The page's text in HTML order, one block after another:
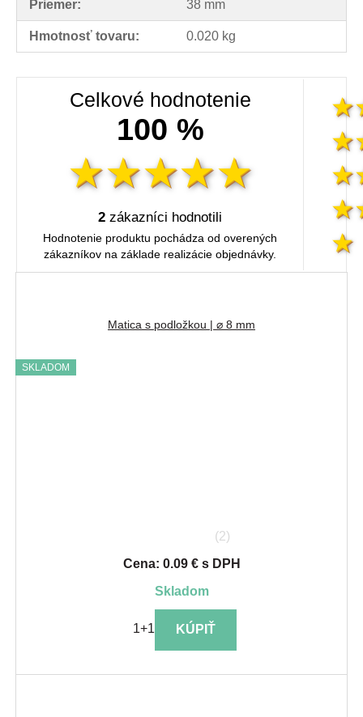
Priemer: 38 mm
Hmotnosť tovaru: 0.020 kg
Celkové hodnotenie
100 %
2 zákazníci hodnotili
Hodnotenie produktu pochádza od overených
zákazníkov na základe realizácie objednávky.
Matica s podložkou | ⌀ 8 mm
SKLADOM
(2)
Cena: 0.09 € s DPH
skladom
1+1 KÚPIŤ